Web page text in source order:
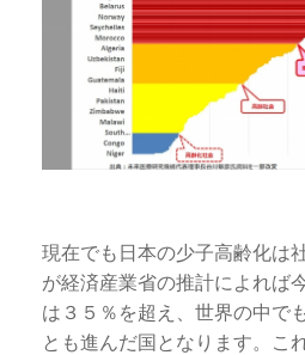
現在でも日本の少子高齢化は
が経済産業省の推計によれば
は３５％を超え、世界の中で
とも進んだ国となります。こ